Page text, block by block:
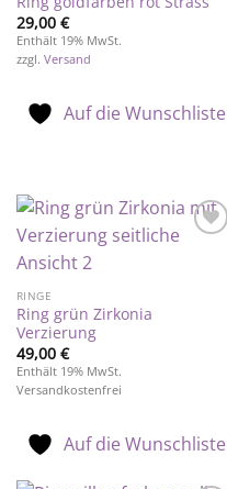
29,00 €
Enthält 19% MwSt.
zzgl. Versand
Auf die Wunschliste
RINGE
Ring grün Zirkonia
Verzierung
49,00 €
Enthält 19% MwSt.
Versandkostenfrei
Auf die Wunschliste